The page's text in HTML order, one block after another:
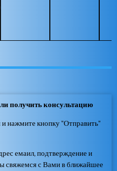
получить консультацию
нажмите кнопку "Отправить"
емаил, подтверждение и
с Вами в ближайшее